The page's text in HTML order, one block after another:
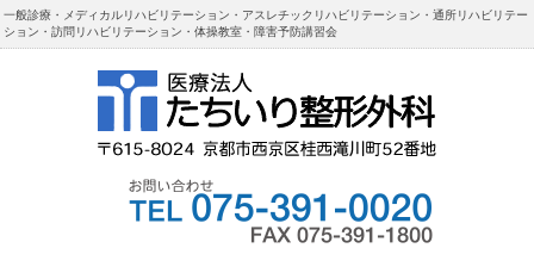
一般診療・メディカルリハビリテーション・アスレチックリハビリテーション・通所リハビリテー
ション・訪問リハビリテーション・体操教室・障害予防講習会